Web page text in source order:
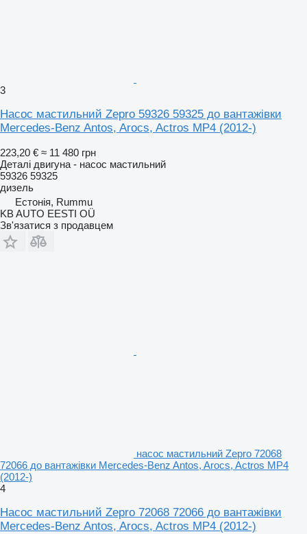
3
Насос мастильний Zepro 59326 59325 до вантажівки
Mercedes-Benz Antos, Arocs, Actros MP4 (2012-)
223,20 € ≈ 11 480 грн
Деталі двигуна - насос мастильний
59326 59325
дизель
Естонія, Rummu
KB AUTO EESTI OÜ
Зв'язатися з продавцем
насос мастильний Zepro 72068
72066 до вантажівки Mercedes-Benz Antos, Arocs, Actros MP4
(2012-)
4
Насос мастильний Zepro 72068 72066 до вантажівки
Mercedes-Benz Antos, Arocs, Actros MP4 (2012-)